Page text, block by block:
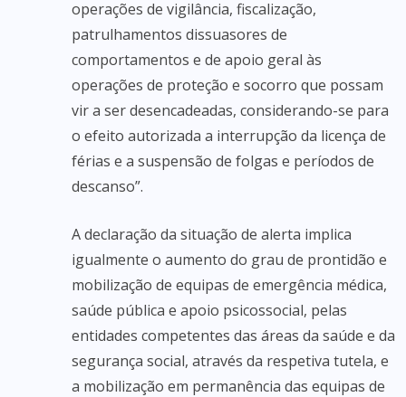
operações de vigilância, fiscalização,
patrulhamentos dissuasores de
comportamentos e de apoio geral às
operações de proteção e socorro que possam
vir a ser desencadeadas, considerando-se para
o efeito autorizada a interrupção da licença de
férias e a suspensão de folgas e períodos de
descanso”.
A declaração da situação de alerta implica
igualmente o aumento do grau de prontidão e
mobilização de equipas de emergência médica,
saúde pública e apoio psicossocial, pelas
entidades competentes das áreas da saúde e da
segurança social, através da respetiva tutela, e
a mobilização em permanência das equipas de